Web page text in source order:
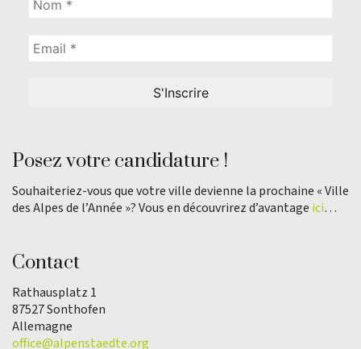
Posez votre candidature !
Souhaiteriez-vous que votre ville devienne la prochaine « Ville
des Alpes de l’Année »? Vous en découvrirez d’avantage ici…
Contact
Rathausplatz 1
87527 Sonthofen
Allemagne
office@alpenstaedte.org